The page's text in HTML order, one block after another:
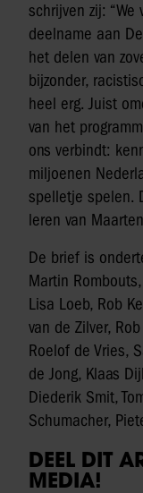
schrijven zij:
deelname aan
het delen van
bijzonder,
heel erg. Juist
van het
ons verbindt:
miljoenen
spelletje spelen.
leren van
De brief is
Martin
Lisa Loeb, Rob
van de Zilver,
Roelof de Vries,
de Jong, Klaas
Diederik Smit,
Schumacher,
DEEL DIT
MEDIA!